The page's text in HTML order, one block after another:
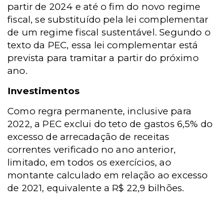
partir de 2024 e até o fim do novo regime
fiscal, se substituído pela lei complementar
de um regime fiscal sustentável. Segundo o
texto da PEC, essa lei complementar está
prevista para tramitar a partir do próximo
ano.
Investimentos
Como regra permanente, inclusive para
2022, a PEC exclui do teto de gastos 6,5% do
excesso de arrecadação de receitas
correntes verificado no ano anterior,
limitado, em todos os exercícios, ao
montante calculado em relação ao excesso
de 2021, equivalente a R$ 22,9 bilhões.